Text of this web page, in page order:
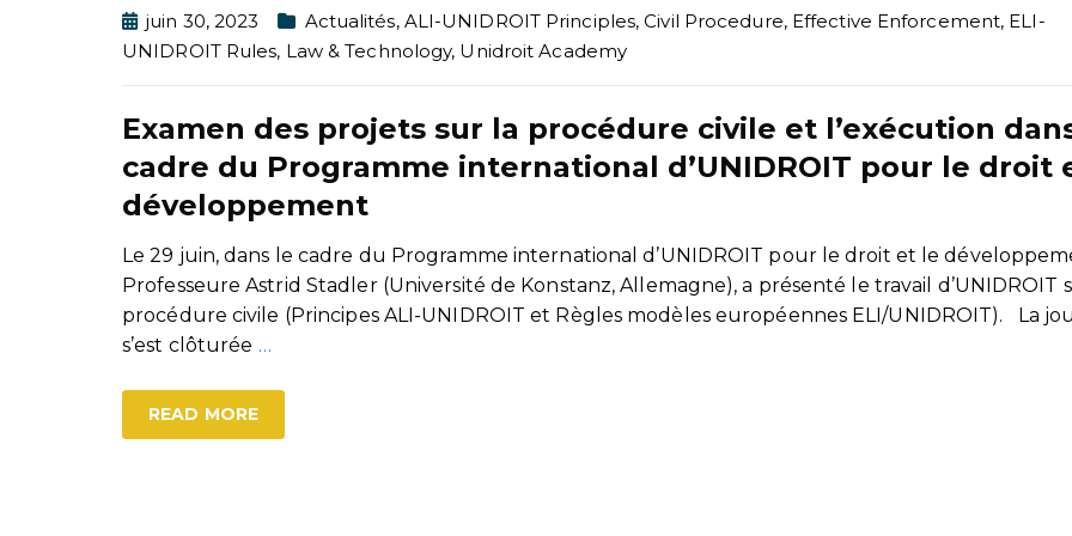
juin 30, 2023 Actualités, ALI-UNIDROIT Principles,Civil Procedure, Effective Enforcement, ELI-
UNIDROIT Rules, Law & Technology, Unidroit Academy
Examen des projets sur la procédure civile et l’exécution
cadre du Programme international d’UNIDROIT pour le droit
développement
Le 29 juin, dans le cadre du Programme international d’UNIDROIT pour le droit et le
Professeure Astrid Stadler (Université de Konstanz, Allemagne), a présenté le travail d’UNIDROIT
procédure civile (Principes ALI-UNIDROIT et Règles modèles européennes ELI/UNIDROIT). La
s’est clôturée …
READ MORE